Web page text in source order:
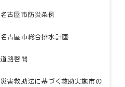
名古屋市防災条例
名古屋市総合排水計画
道路啓開
災害救助法に基づく救助実施市の